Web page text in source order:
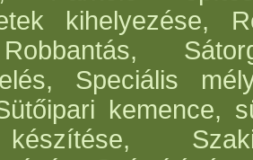
kihelyezése,
Speciális
kemence,